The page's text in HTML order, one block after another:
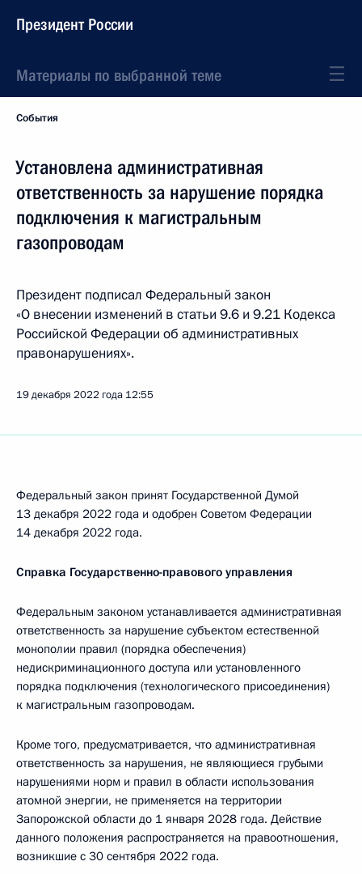
Президент России
Материалы по выбранной теме
События
Установлена административная
ответственность за нарушение порядка
подключения к магистральным
газопроводам
Президент подписал Федеральный закон
«О внесении изменений в статьи 9.6 и 9.21 Кодекса
Российской Федерации об административных
правонарушениях».
19 декабря 2022 года 12:55
Федеральный закон принят Государственной Думой
13 декабря 2022 года и одобрен Советом Федерации
14 декабря 2022 года.
Справка Государственно-правового управления
Федеральным законом устанавливается административная
ответственность за нарушение субъектом естественной
монополии правил (порядка обеспечения)
недискриминационного доступа или установленного
порядка подключения (технологического присоединения)
к магистральным газопроводам.
Кроме того, предусматривается, что административная
ответственность за нарушения, не являющиеся грубыми
нарушениями норм и правил в области использования
атомной энергии, не применяется на территории
Запорожской области до 1 января 2028 года. Действие
данного положения распространяется на правоотношения,
возникшие с 30 сентября 2022 года.